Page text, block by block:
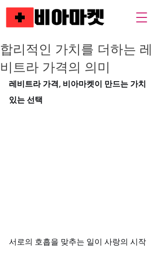
합리적인 가치를 더하는 레
비트라 가격의 의미
레비트라 가격, 비아마켓이 만드는 가치
있는 선택
서로의 호흡을 맞추는 일이 사랑의 시작